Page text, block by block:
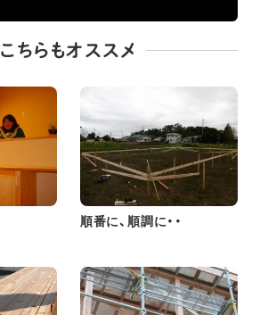
こちらもオススメ
順番に、順調に・・